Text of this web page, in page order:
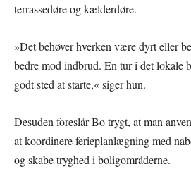
terrassedøre og kælderdøre.
»Det behøver hverken være dyrt eller
bedre mod indbrud. En tur i det lokale
godt sted at starte,« siger hun.
Desuden foreslår Bo trygt, at man
at koordinere ferieplanlægning med
og skabe tryghed i boligområderne.